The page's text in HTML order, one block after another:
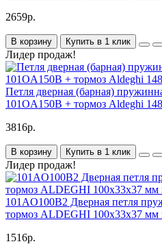
2659р.
В корзину Купить в 1 клик
Лидер продаж!
Петля дверная (барная)
101OA150B + тормоз Aldeghi
3816р.
В корзину Купить в 1 клик
Лидер продаж!
101AO100B2 Дверная петля
тормоз ALDEGHI 100x33x37 мм
1516р.